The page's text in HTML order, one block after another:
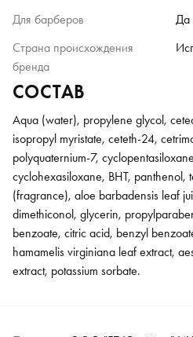
Для барберов
Да
Страна происхождения
бренда
СОСТАВ
Aqua (water), propylene glycol,
isopropyl myristate, ceteth-24,
polyquaternium-7,
cyclohexasiloxane, BHT, panthenol,
(fragrance), aloe barbadensis leaf
dimethiconol, glycerin,
benzoate, citric acid, benzyl
hamamelis virginiana leaf extract,
extract, potassium sorbate.